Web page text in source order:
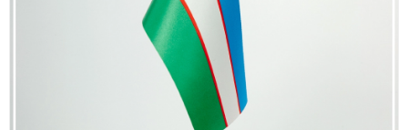
Прапори Міжнародних